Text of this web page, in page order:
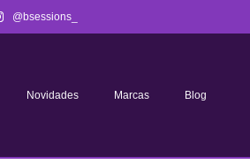
@bsessions_
Novidades Marcas Blog